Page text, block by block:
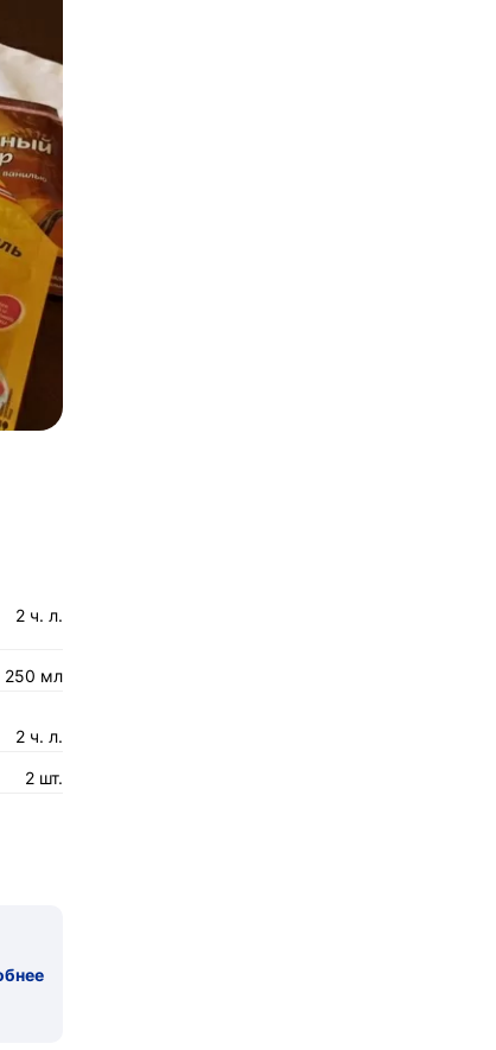
2 ч. л.
250 мл
2 ч. л.
2 шт.